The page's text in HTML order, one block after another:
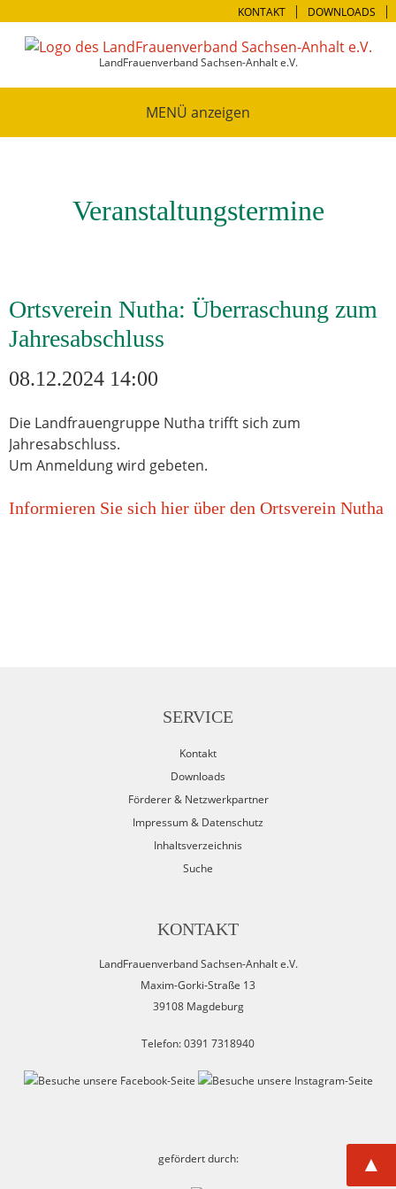
KONTAKT DOWNLOADS
LandFrauenverband Sachsen-Anhalt e.V.
MENÜ
Veranstaltungstermine
Ortsverein Nutha: Überraschung zum
Jahresabschluss
08.12.2024 14:00
Die Landfrauengruppe Nutha trifft sich zum
Jahresabschluss.
Um Anmeldung wird gebeten.
Informieren Sie sich hier über den Ortsverein Nutha
SERVICE
Kontakt
Downloads
Förderer & Netzwerkpartner
Impressum & Datenschutz
Inhaltsverzeichnis
Suche
KONTAKT
LandFrauenverband Sachsen-Anhalt e.V.
Maxim-Gorki-Straße 13
39108 Magdeburg
Telefon: 0391 7318940
gefördert durch: ▲